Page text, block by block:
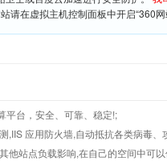
请在虚拟主机控制面板中开启“360
平台，安全、可靠、稳定!;
,IIS 应用防火墙,自动抵抗各类病毒、
他站点负载影响,在自己的空间中可